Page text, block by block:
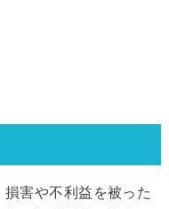
害や不利益を被った